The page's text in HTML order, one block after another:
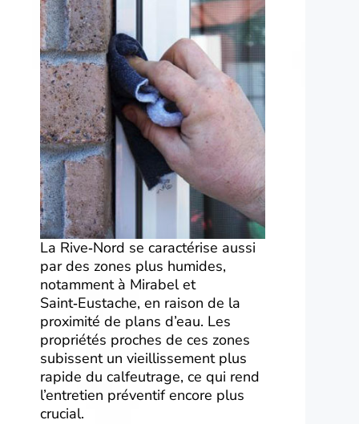
La Rive‑Nord se caractérise aussi
par des zones plus humides,
notamment à Mirabel et
Saint‑Eustache, en raison de la
proximité de plans d’eau. Les
propriétés proches de ces zones
subissent un vieillissement plus
rapide du calfeutrage, ce qui rend
l’entretien préventif encore plus
crucial.